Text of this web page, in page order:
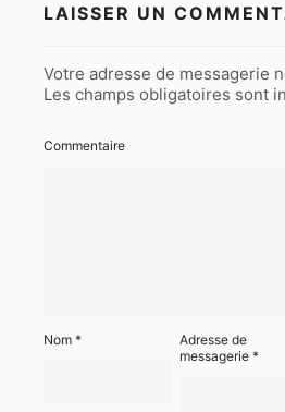
LAISSER UN
Votre adresse de messagerie
Les champs obligatoires sont
Commentaire
Nom *
Adresse de
messagerie*